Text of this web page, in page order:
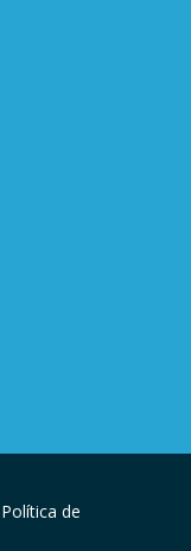
Política de